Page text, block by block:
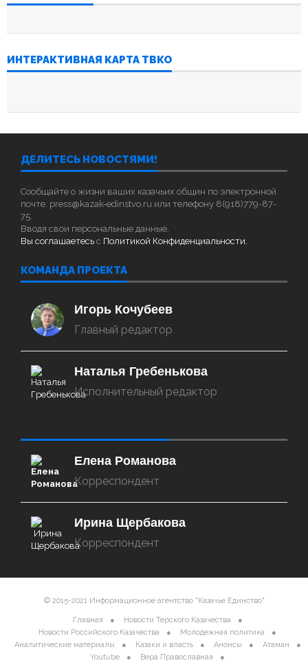
ИНТЕРАКТИВНАЯ КАРТА ТВКО
ДЕЛИТЕСЬ НОВОСТЯМИ!
Сообщайте о жизни ваших казачьих общин по электронной
почте: press@kazak-edinstvo.ru или телефону 8(918)779-87-
75.
Вводя свои персональные данные,
Вы соглашаетесь с Политикой Конфиденциальности.
КОМАНДА ПРОЕКТА
Игорь Кочубеев
Главный редактор
Наталья Гребенькова
Исполнительный редактор
Елена Романова
Корреспондент
Ирина Щербакова
Корреспондент
© 2015-2021 Информационное агентство "Казачье Единство"
Главная
Новости Терского Казачества
Новости Российского Казачества
Молодежная политика
Аналитические материалы
Казаки и власть Анонсы
Атаман
Youtube
Вера Православная